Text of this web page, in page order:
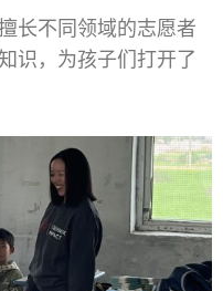
长不同领域的志愿者
识，为孩子们打开了